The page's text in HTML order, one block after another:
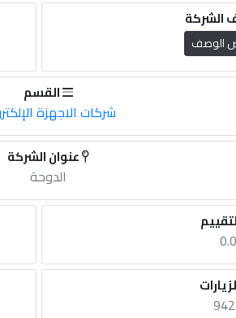
الوصف
القسم
شركات الاجهزة
عنوان الشركة
الدوحة
0.0